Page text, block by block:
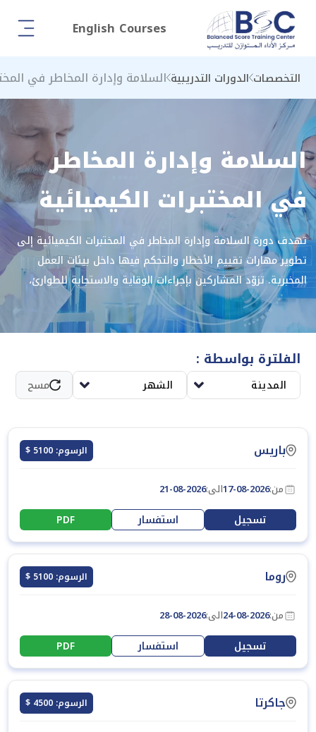
English Courses
التخصصات الدورات التدريبية السلامة وإدارة المخاطر في
السلامة وإدارة المخاطر
في المختبرات الكيميائية
تهدف دورة السلامة وإدارة المخاطر في المختبرات الكيميائية إلى
تطوير مهارات تقييم الأخطار والتحكم فيها داخل بيئات العمل
المخبرية. تزوّد المشاركين بإجراءات الوقاية والاستجابة للطوارئ،
وتطبيق معايير السلامة الكيميائية، بما يضمن بيئة عمل آمنة
ويقلّل من احتمالات الحوادث والتعرض للمواد الخطرة.
الفلترة بواسطة :
المدينة الشهر مسح
باريس الرسوم: 5100 $
من:17-08-2026الى:21-08-2026
تسجيل استفسار PDF
روما الرسوم: 5100 $
من:24-08-2026الى:28-08-2026
تسجيل استفسار PDF
جاكرتا الرسوم: 4500 $